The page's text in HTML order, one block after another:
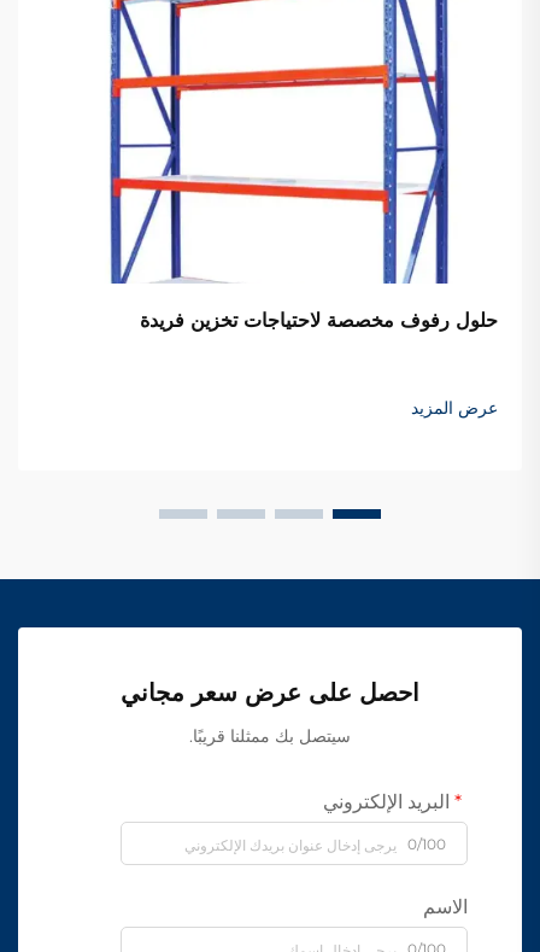
حلول رفوف مخصصة لاحتياجات تخزين فريدة
عرض المزيد
احصل على عرض سعر مجاني
سيتصل بك ممثلنا قريبًا.
البريد الإلكتروني
0/100
الاسم